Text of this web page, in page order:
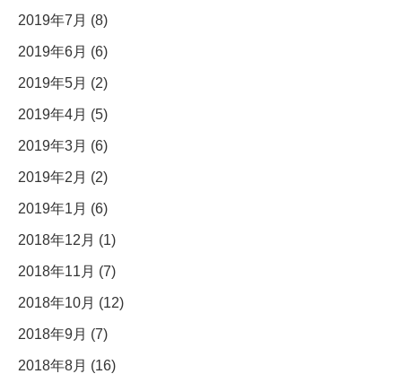
2019年7月 (8)
2019年6月 (6)
2019年5月 (2)
2019年4月 (5)
2019年3月 (6)
2019年2月 (2)
2019年1月 (6)
2018年12月 (1)
2018年11月 (7)
2018年10月 (12)
2018年9月 (7)
2018年8月 (16)